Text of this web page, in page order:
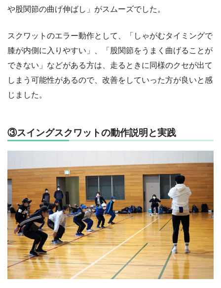
や股関節の曲げ伸ばし」がスムーズでした。
スクワットのエラー動作として、「しゃがむタイミングで
膝が内側に入りやすい」、「股関節をうまく曲げることが
できない」などがある方は、走るときに同様のクセが出て
しまう可能性があるので、改善をしていった方が良いと感
じました。
③スイングスクワットの動作説明と実践